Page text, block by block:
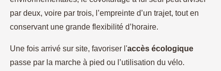
par deux, voire par trois, l’empreinte d’un trajet, tout en
conservant une grande flexibilité d’horaire.
Une fois arrivé sur site, favoriser l'accès écologique
passe par la marche à pied ou l’utilisation du vélo.